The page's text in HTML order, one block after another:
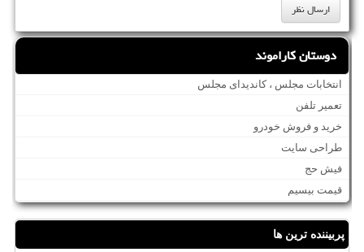
دوستان کاراموند
انتخابات مجلس ، کاندیدای مجلس
تعمیر تلفن
خرید و فروش خودرو
طراحی سایت
فیش حج
قیمت بیسیم
پربیننده ترین ها